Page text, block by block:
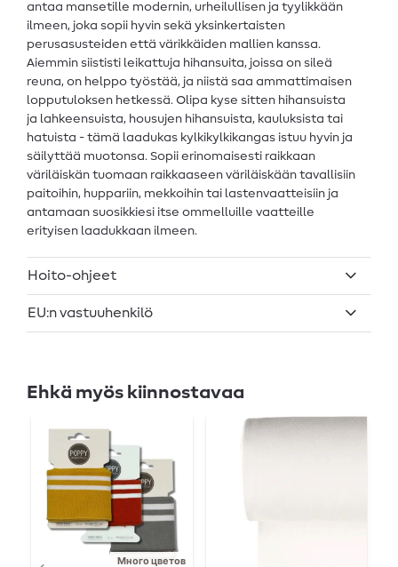
antaa mansetille modernin, urheilullisen ja tyylikkään
ilmeen, joka sopii hyvin sekä yksinkertaisten
perusasusteiden että värikkäiden mallien kanssa.
Aiemmin siististi leikattuja hihansuita, joissa on sileä
reuna, on helppo työstää, ja niistä saa ammattimaisen
lopputuloksen hetkessä. Olipa kyse sitten hihansuista
ja lahkeensuista, housujen hihansuista, kauluksista tai
hatuista - tämä laadukas kylkikylkikangas istuu hyvin ja
säilyttää muotonsa. Sopii erinomaisesti raikkaan
väriläiskän tuomaan raikkaaseen väriläiskään tavallisiin
paitoihin, huppariin, mekkoihin tai lastenvaatteisiin ja
antamaan suosikkiesi itse ommelluille vaatteille
erityisen laadukkaan ilmeen.
Hoito-ohjeet
EU:n vastuuhenkilö
Ehkä myös kiinnostavaa
Много цветов